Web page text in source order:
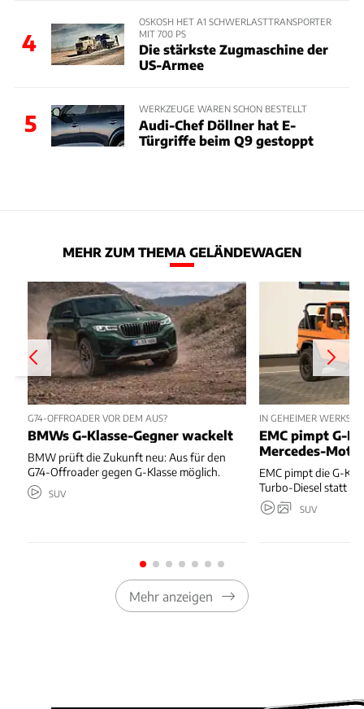
4
OSKOSH HET A1 SCHWERLASTTRANSPORTER
MIT 700 PS
Die stärkste Zugmaschine der
US-Armee
5
WERKZEUGE WAREN SCHON BESTELLT
Audi-Chef Döllner hat E-
Türgriffe beim Q9 gestoppt
MEHR ZUM THEMA GELÄNDEWAGEN
G74-OFFROADER VOR DEM AUS?
BMWs G-Klasse-Gegner wackelt
BMW prüft die Zukunft neu: Aus für den
G74-Offroader gegen G-Klasse möglich.
SUV
IN GEHEIMER
EMC pimpt G-
Mercedes-
EMC pimpt die G-
Turbo-Diesel statt
SUV
Mehr anzeigen